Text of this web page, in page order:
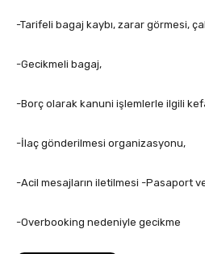
-Tarifeli bagaj kaybı, zarar görmesi,
-Gecikmeli bagaj,
-Borç olarak kanuni işlemlerle ilgili
-İlaç gönderilmesi organizasyonu,
-Acil mesajların iletilmesi -Pasaport
-Overbooking nedeniyle gecikme